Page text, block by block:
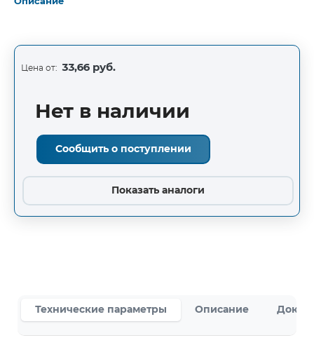
Цена от: 33,66 руб.
Нет в наличии
Сообщить о поступлении
Показать аналоги
Технические параметры Описание